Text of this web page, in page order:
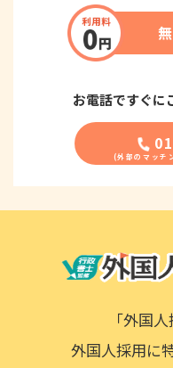
お電話ですぐに
「外国
外国人採用に